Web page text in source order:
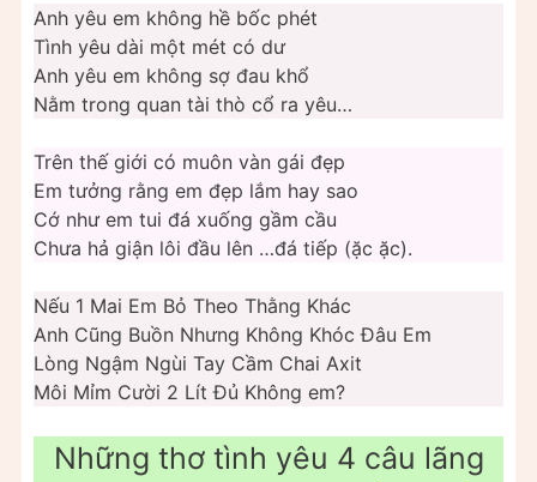
Anh yêu em không hề bốc phét
Tình yêu dài một mét có dư
Anh yêu em không sợ đau khổ
Nằm trong quan tài thò cổ ra yêu…
Trên thế giới có muôn vàn gái đẹp
Em tưởng rằng em đẹp lắm hay sao
Cớ như em tui đá xuống gầm cầu
Chưa hả giận lôi đầu lên …đá tiếp (ặc ặc).
Nếu 1 Mai Em Bỏ Theo Thằng Khác
Anh Cũng Buồn Nhưng Không Khóc Đâu Em
Lòng Ngậm Ngùi Tay Cầm Chai Axit
Môi Mỉm Cười 2 Lít Đủ Không em?
Những thơ tình yêu 4 câu lãng